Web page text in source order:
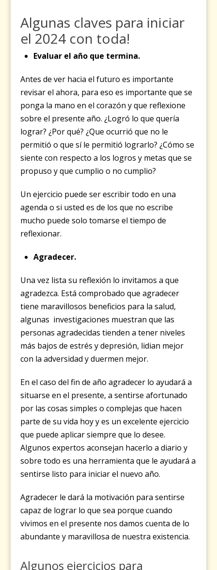
Algunas claves para iniciar
el 2024 con toda!
Evaluar el año que termina.
Antes de ver hacia el futuro es importante
revisar el ahora, para eso es importante que se
ponga la mano en el corazón y que reflexione
sobre el presente año. ¿Logró lo que quería
lograr? ¿Por qué? ¿Que ocurrió que no le
permitió o que sí le permitió lograrlo? ¿Cómo se
siente con respecto a los logros y metas que se
propuso y que cumplio o no cumplio?
Un ejercicio puede ser escribir todo en una
agenda o si usted es de los que no escribe
mucho puede solo tomarse el tiempo de
reflexionar.
Agradecer.
Una vez lista su reflexión lo invitamos a que
agradezca. Está comprobado que agradecer
tiene maravillosos beneficios para la salud,
algunas investigaciones muestran que las
personas agradecidas tienden a tener niveles
más bajos de estrés y depresión, lidian mejor
con la adversidad y duermen mejor.
En el caso del fin de año agradecer lo ayudará a
situarse en el presente, a sentirse afortunado
por las cosas simples o complejas que hacen
parte de su vida hoy y es un excelente ejercicio
que puede aplicar siempre que lo desee.
Algunos expertos aconsejan hacerlo a diario y
sobre todo es una herramienta que le ayudará a
sentirse listo para iniciar el nuevo año.
Agradecer le dará la motivación para sentirse
capaz de lograr lo que sea porque cuando
vivimos en el presente nos damos cuenta de lo
abundante y maravillosa de nuestra existencia.
Algunos ejercicios para